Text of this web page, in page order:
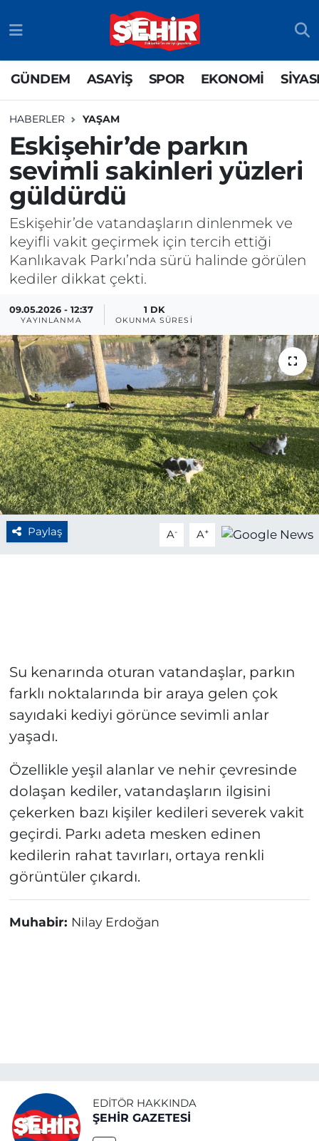
GÜNDEM ASAYİŞ SPOR EKONOMİ
HABERLER YAŞAM
Eskişehir’de parkın
sevimli sakinleri yüzleri
güldürdü
Eskişehir’de vatandaşların dinlenmek ve
keyifli vakit geçirmek için tercih ettiği
Kanlıkavak Parkı’nda sürü halinde görülen
kediler dikkat çekti.
09.05.2026 - 12:37
YAYINLANMA
1 DK
OKUNMA SÜRESI
Paylaş A- A+
Su kenarında oturan vatandaşlar, parkın
farklı noktalarında bir araya gelen çok
sayıdaki kediyi görünce sevimli anlar
yaşadı.
Özellikle yeşil alanlar ve nehir çevresinde
dolaşan kediler, vatandaşların ilgisini
çekerken bazı kişiler kedileri severek vakit
geçirdi. Parkı adeta mesken edinen
kedilerin rahat tavırları, ortaya renkli
görüntüler çıkardı.
Muhabir: Nilay Erdoğan
EDITÖR HAKKINDA
ŞEHİR GAZETESİ
SPOR
EKONOMİ
SİYASET
RESMİ İLAN
SİYASET
SPOR
EKONOMİ
EĞİTİM
SAĞLIK
TEKNOLOJİ
BÖLGE
YAŞAM
DÜNYA
GENEL
GÜNCEL
RESMİ İLAN
Odunpazarı Nöbetçi Eczaneler
Odunpazarı Hava Durumu
Odunpazarı Trafik Yoğunluk Haritası
TFF 3.Lig 4.Grup Puan Durumu ve Fikstür
Tüm Manşetler
Son Dakika Haberleri
Haber Arşivi